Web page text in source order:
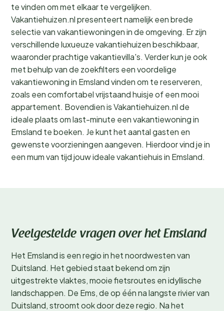
te vinden om met elkaar te vergelijken.
Vakantiehuizen.nl presenteert namelijk een brede
selectie van vakantiewoningen in de omgeving. Er zijn
verschillende luxueuze vakantiehuizen beschikbaar,
waaronder prachtige vakantievilla's. Verder kun je ook
met behulp van de zoekfilters een voordelige
vakantiewoning in Emsland vinden om te reserveren,
zoals een comfortabel vrijstaand huisje of een mooi
appartement. Bovendien is Vakantiehuizen.nl de
ideale plaats om last-minute een vakantiewoning in
Emsland te boeken. Je kunt het aantal gasten en
gewenste voorzieningen aangeven. Hierdoor vind je in
een mum van tijd jouw ideale vakantiehuis in Emsland.
Veelgestelde vragen over het Emsland
Het Emsland is een regio in het noordwesten van
Duitsland. Het gebied staat bekend om zijn
uitgestrekte vlaktes, mooie fietsroutes en idyllische
landschappen. De Ems, de op één na langste rivier van
Duitsland, stroomt ook door deze regio. Na het